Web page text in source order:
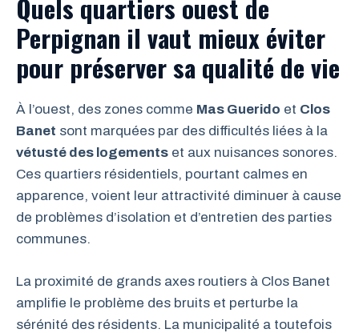
Quels quartiers ouest de
Perpignan il vaut mieux éviter
pour préserver sa qualité de vie
À l’ouest, des zones comme Mas Guerido et Clos
Banet sont marquées par des difficultés liées à la
vétusté des logements et aux nuisances sonores.
Ces quartiers résidentiels, pourtant calmes en
apparence, voient leur attractivité diminuer à cause
de problèmes d’isolation et d’entretien des parties
communes.
La proximité de grands axes routiers à Clos Banet
amplifie le problème des bruits et perturbe la
sérénité des résidents. La municipalité a toutefois